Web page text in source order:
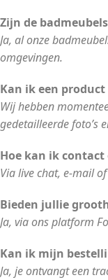
Zijn de
Ja, al onze
omgevingen.
Kan ik een
Wij hebben
gedetailleerde foto’s
Hoe kan ik
Via live chat, e-mail
Bieden jullie
Ja, via ons platform
Kan ik mijn
Ja, je ontvangt een